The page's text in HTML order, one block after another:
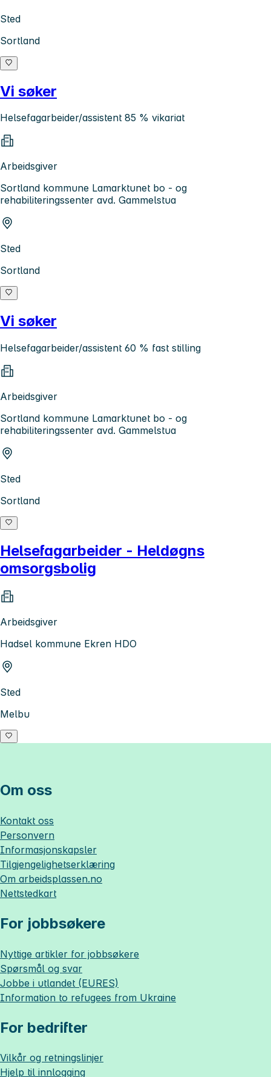
Sted
Sortland
Vi søker
Helsefagarbeider/assistent 85 % vikariat
Arbeidsgiver
Sortland kommune Lamarktunet bo - og
rehabiliteringssenter avd. Gammelstua
Sted
Sortland
Vi søker
Helsefagarbeider/assistent 60 % fast stilling
Arbeidsgiver
Sortland kommune Lamarktunet bo - og
rehabiliteringssenter avd. Gammelstua
Sted
Sortland
Helsefagarbeider - Heldøgns
omsorgsbolig
Arbeidsgiver
Hadsel kommune Ekren HDO
Sted
Melbu
Om oss
Kontakt oss
Personvern
Informasjonskapsler
Tilgjengelighetserklæring
Om arbeidsplassen.no
Nettstedkart
For jobbsøkere
Nyttige artikler for jobbsøkere
Spørsmål og svar
Jobbe i utlandet (EURES)
Information to refugees from Ukraine
For bedrifter
Vilkår og retningslinjer
Hjelp til innlogging